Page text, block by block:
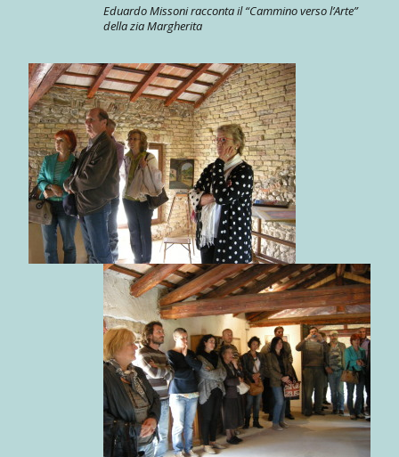
Eduardo Missoni racconta il “Cammino verso l’Arte”
della zia Margherita